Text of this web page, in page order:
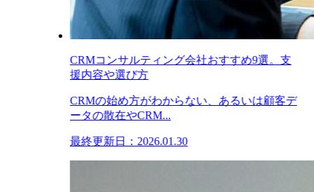
CRMコンサルティング会社おすすめ9選。支
援内容や選び方
CRMの始め方がわからない、あるいは顧客デ
ータの散在やCRM...
最終更新日：2026.01.30